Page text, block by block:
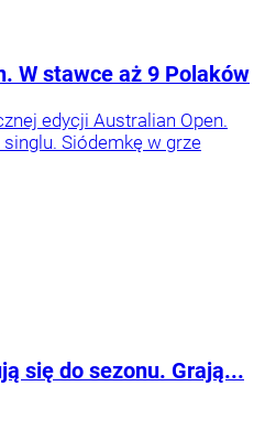
W stawce aż 9 Polaków
edycji Australian Open.
Siódemkę w grze
się do sezonu. Grają...